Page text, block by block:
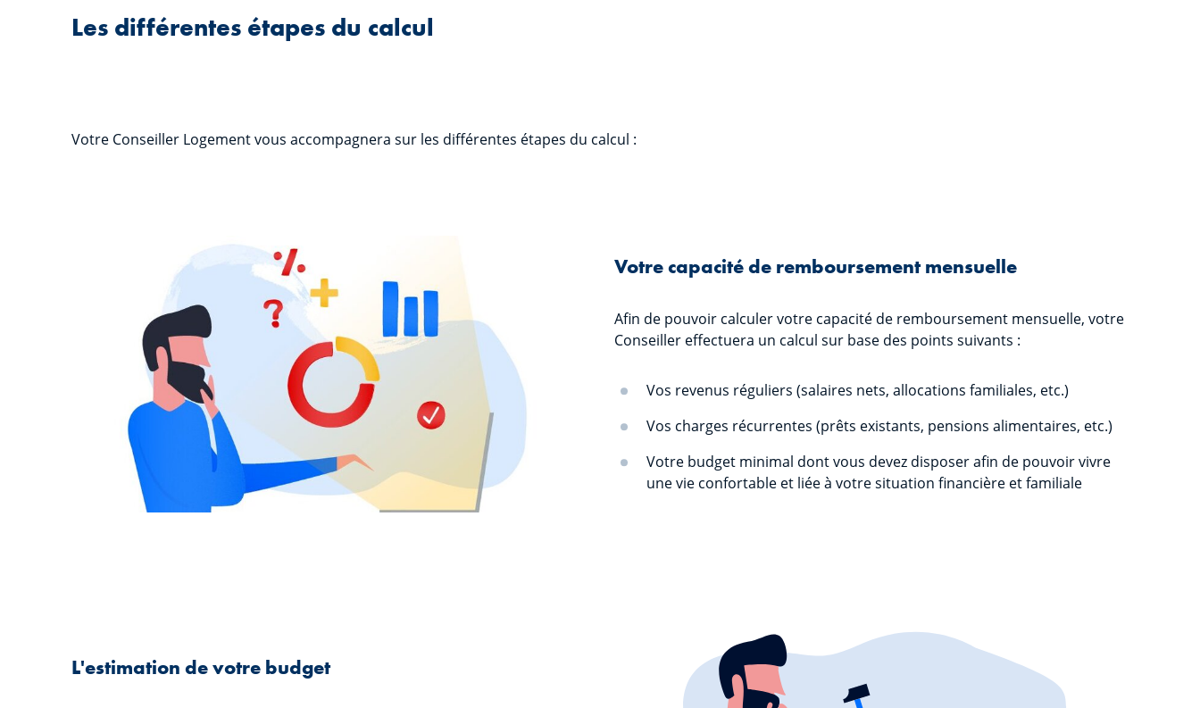
Les différentes étapes du calcul
Votre Conseiller Logement vous accompagnera sur les différentes étapes du calcul :
Votre capacité de remboursement mensuelle
Afin de pouvoir calculer votre capacité de remboursement mensuelle, votre
Conseiller effectuera un calcul sur base des points suivants :
Vos revenus réguliers (salaires nets, allocations familiales, etc.)
Vos charges récurrentes (prêts existants, pensions alimentaires, etc.)
Votre budget minimal dont vous devez disposer afin de pouvoir vivre
une vie confortable et liée à votre situation financière et familiale
L'estimation de votre budget